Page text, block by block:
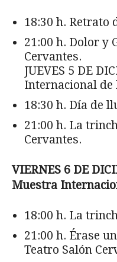
18:30 h. Retrato
21:00 h. Dolor y
Cervantes.
JUEVES 5 DE
Internacional de
18:30 h. Día de
21:00 h. La
Cervantes.
VIERNES 6 DE
Muestra
18:00 h. La
21:00 h. Érase
Teatro Salón